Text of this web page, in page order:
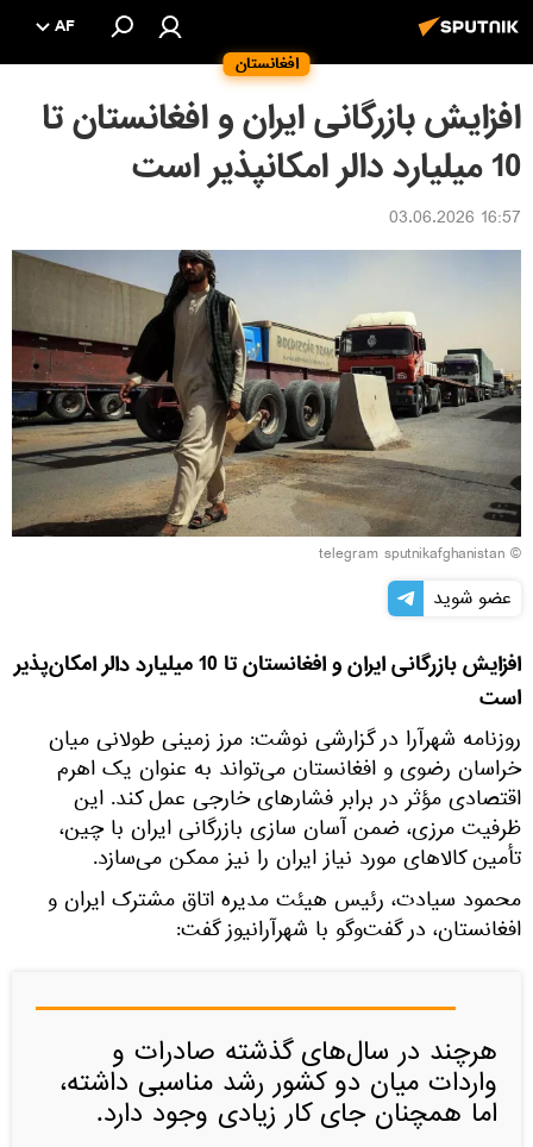
افغانستان
AF
افزایش بازرگانی ایران و افغانستان تا
10 میلیارد دالر امکانپذیر است
16:57 03.06.2026
© telegram sputnikafghanistan
عضو شوید
افزایش بازرگانی ایران و افغانستان تا 10 میلیارد دالر امکان‌پذیر
است
روزنامه شهرآرا در گزارشی نوشت: مرز زمینی طولانی میان
خراسان رضوی و افغانستان می‌تواند به عنوان یک اهرم
اقتصادی مؤثر در برابر فشارهای خارجی عمل کند. این
ظرفیت مرزی، ضمن آسان سازی بازرگانی ایران با چین،
تأمین کالاهای مورد نیاز ایران را نیز ممکن می‌سازد.
محمود سیادت، رئیس هیئت مدیره اتاق مشترک ایران و
افغانستان، در گفت‌وگو با شهرآرانیوز گفت:
هرچند در سال‌های گذشته صادرات و
واردات میان دو کشور رشد مناسبی داشته،
اما همچنان جای کار زیادی وجود دارد.